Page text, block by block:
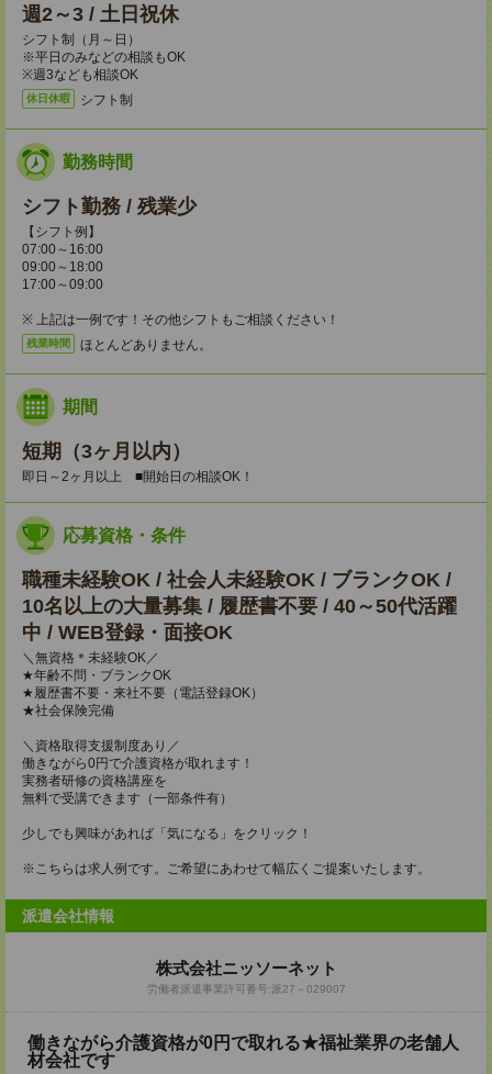
週2～3 / 土日祝休
シフト制（月～日）
※平日のみなどの相談もOK
※週3なども相談OK
休日休暇 シフト制
勤務時間
シフト勤務 / 残業少
【シフト例】
07:00～16:00
09:00～18:00
17:00～09:00
※ 上記は一例です！その他シフトもご相談ください！
残業時間 ほとんどありません。
期間
短期（3ヶ月以内）
即日～2ヶ月以上 ■開始日の相談OK！
応募資格・条件
職種未経験OK / 社会人未経験OK / ブランクOK /
10名以上の大量募集 / 履歴書不要 / 40～50代活躍
中 / WEB登録・面接OK
＼無資格＊未経験OK／
★年齢不問・ブランクOK
★履歴書不要・来社不要（電話登録OK）
★社会保険完備
＼資格取得支援制度あり／
働きながら0円で介護資格が取れます！
実務者研修の資格講座を
無料で受講できます（一部条件有）
少しでも興味があれば「気になる」をクリック！
※こちらは求人例です。ご希望にあわせて幅広くご提案いたします。
派遣会社情報
株式会社ニッソーネット
労働者派遣事業許可番号:派27－029007
働きながら介護資格が0円で取れる★福祉業界の老舗人
材会社です